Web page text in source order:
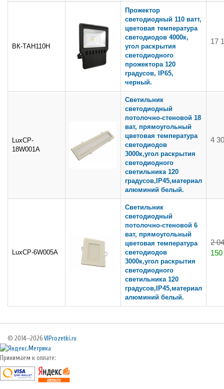
ВК-ТАН110Н
Прожектор
светодиодный 110 ватт,
цветовая температура
светодиодов 4000к,
угол раскрытия
светодиодного
прожектора 120
градусов, IP65,
черный.
17
LuxCP-
18W001A
Светильник
светодиодный
потолочно-стеновой 18
ват, прямоугольный
цветовая температура
светодиодов
3000к,угол раскрытия
светодиодного
светильника 120
градусов,IP45,материал
алюминий белый.
4
LuxCP-6W005A
Светильник
светодиодный
потолочно-стеновой 6
ват, прямоугольный
цветовая температура
светодиодов
3000к,угол раскрытия
светодиодного
светильника 120
градусов,IP45,материал
алюминий белый.
2
© 2014—2026 VIProzetki.ru
Принимаем к оплате: